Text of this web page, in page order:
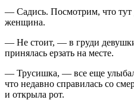
— Садись. Посмотрим, что тут
женщина.
— Не стоит, — в груди девушки
принялась ерзать на месте.
— Трусишка, — все еще
что недавно справилась со
и открыла рот.